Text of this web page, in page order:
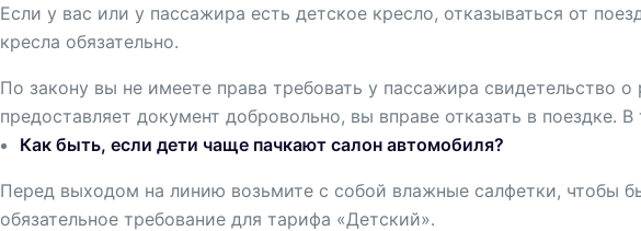
Если у вас или у пассажира есть детское кресло, отказываться от
кресла обязательно.
По закону вы не имеете права требовать у пассажира свидетельство
предоставляет документ добровольно, вы вправе отказать в поездке.
Как быть, если дети чаще пачкают салон автомобиля?
Перед выходом на линию возьмите с собой влажные салфетки, чтобы
обязательное требование для тарифа «Детский».